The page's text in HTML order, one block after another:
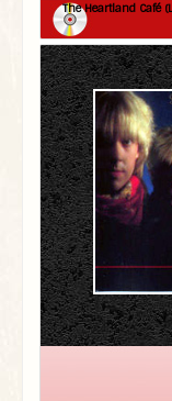
The Heartland Café